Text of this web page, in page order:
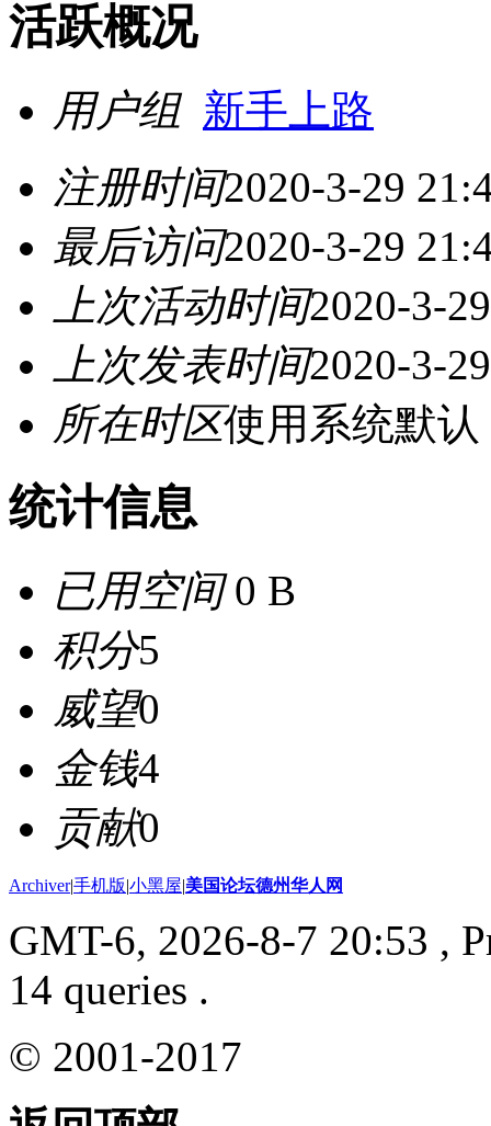
活跃概况
用户组 新手上路
注册时间2020-3-29
最后访问2020-3-29
上次活动时间2020-3-
上次发表时间2020-3-
所在时区使用系统默认
统计信息
已用空间0 B
积分5
威望0
金钱4
贡献0
Archiver|手机版|小黑屋|美国论坛德州华人网
GMT-6, 2026-8-7 20:53 ,
14 queries .
© 2001-2017